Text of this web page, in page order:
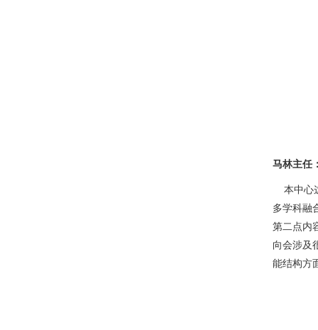
马林主任
本中心
多学科融
第二点内
向会涉及
能结构方